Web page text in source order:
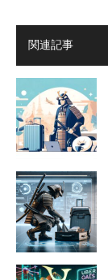
関連記事